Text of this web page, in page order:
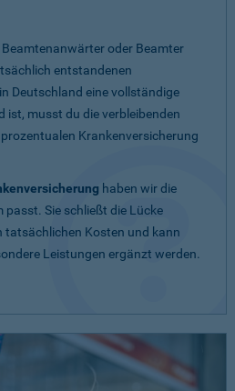
oder Beamter
entstandenen
Deutschland eine vollständige
ist, musst du die verbleibenden
Krankenversicherung
haben wir die
passt. Sie schließt die Lücke
tatsächlichen Kosten und kann
Leistungen ergänzt werden.